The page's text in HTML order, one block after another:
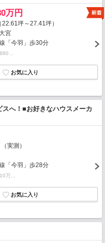
万円
坪～27.41坪）
宮
「今羽」歩30分
へ！■お好きなハウスメーカ
実測）
「今羽」歩28分
万…